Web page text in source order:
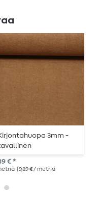
3mm -
€ *
| 9,89 € / metriä